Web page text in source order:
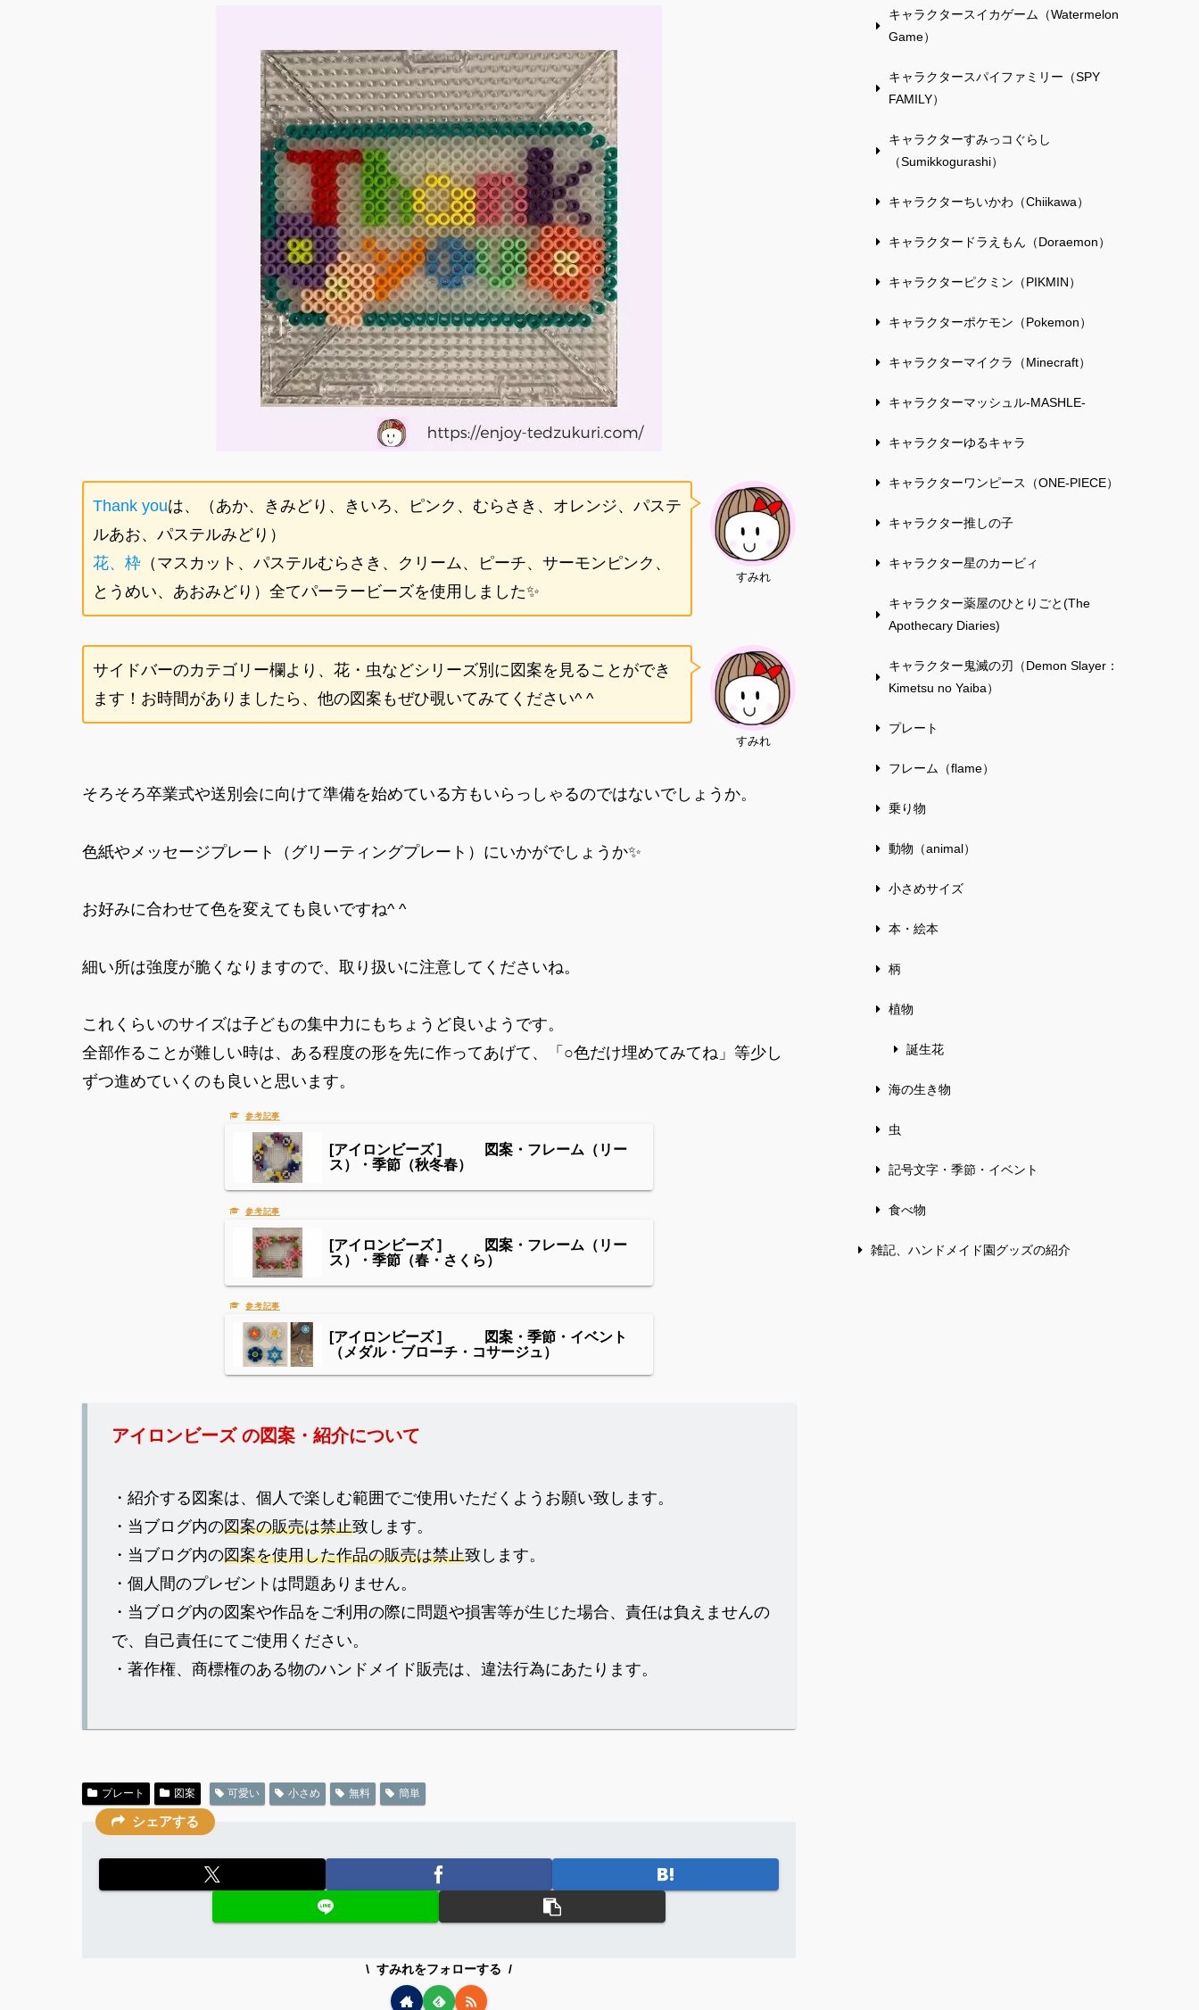
すみれ
Thank youは、（あか、きみどり、きいろ、ピンク、むらさき、オレンジ、パステ
ルあお、パステルみどり）
花、枠 （マスカット、パステルむらさき、クリーム、ピーチ、サーモンピンク、
とうめい、あおみどり）全てパーラービーズを使用しました✨
すみれ
サイドバーのカテゴリー欄より、花・虫などシリーズ別に図案を見ることができ
ます！お時間がありましたら、他の図案もぜひ覗いてみてください^ ^
そろそろ卒業式や送別会に向けて準備を始めている方もいらっしゃるのではないでしょうか。
色紙やメッセージプレート（グリーティングプレート）にいかがでしょうか✨
お好みに合わせて色を変えても良いですね^ ^
細い所は強度が脆くなりますので、取り扱いに注意してくださいね。
これくらいのサイズは子どもの集中力にもちょうど良いようです。
全部作ることが難しい時は、ある程度の形を先に作ってあげて、「○色だけ埋めてみてね」等少し
ずつ進めていくのも良いと思います。
[アイロンビーズ ] 図案・フレーム（リー
ス）・季節（秋冬春）
[アイロンビーズ ] 図案・フレーム（リー
ス）・季節（春・さくら）
[アイロンビーズ ] 図案・季節・イベント
（メダル・ブローチ・コサージュ）
アイロンビーズ の図案・紹介について
・紹介する図案は、個人で楽しむ範囲でご使用いただくようお願い致します。
・当ブログ内の図案の販売は禁止致します。
・当ブログ内の図案を使用した作品の販売は禁止致します。
・個人間のプレゼントは問題ありません。
・当ブログ内の図案や作品をご利用の際に問題や損害等が生じた場合、責任は負えませんの
で、自己責任にてご使用ください。
・著作権、商標権のある物のハンドメイド販売は、違法行為にあたります。
プレート 図案 可愛い 小さめ 無料 簡単
シェアする
すみれをフォローする
キャラクタースイカゲーム（Watermelon
Game）
キャラクタースパイファミリー（SPY
FAMILY）
キャラクターすみっコぐらし
（Sumikkogurashi）
キャラクターちいかわ（Chiikawa）
キャラクタードラえもん（Doraemon）
キャラクターピクミン（PIKMIN）
キャラクターポケモン（Pokemon）
キャラクターマイクラ（Minecraft）
キャラクターマッシュル-MASHLE-
キャラクターゆるキャラ
キャラクターワンピース（ONE-PIECE）
キャラクター推しの子
キャラクター星のカービィ
キャラクター薬屋のひとりごと(The
Apothecary Diaries)
キャラクター鬼滅の刃（Demon Slayer：
Kimetsu no Yaiba）
プレート
フレーム（flame）
乗り物
動物（animal）
小さめサイズ
本・絵本
柄
植物
誕生花
海の生き物
虫
記号文字・季節・イベント
食べ物
雑記、ハンドメイド園グッズの紹介